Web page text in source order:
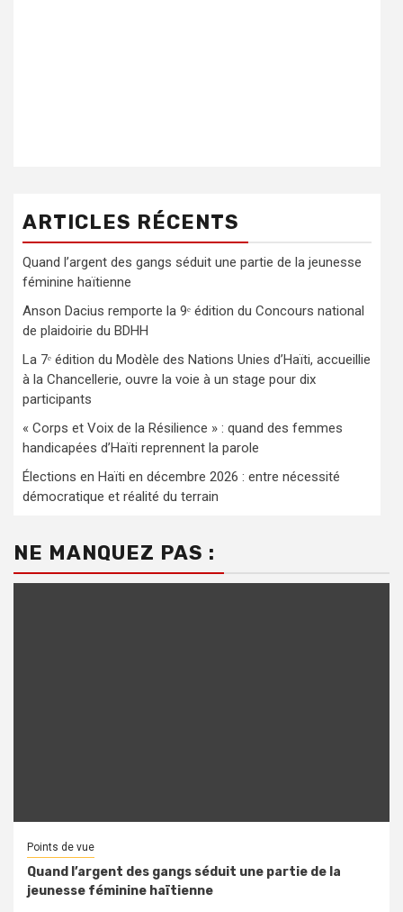
ARTICLES RÉCENTS
Quand l’argent des gangs séduit une partie de la jeunesse
féminine haïtienne
Anson Dacius remporte la 9ᵉ édition du Concours national
de plaidoirie du BDHH
La 7ᵉ édition du Modèle des Nations Unies d’Haïti, accueillie
à la Chancellerie, ouvre la voie à un stage pour dix
participants
« Corps et Voix de la Résilience » : quand des femmes
handicapées d’Haïti reprennent la parole
Élections en Haïti en décembre 2026 : entre nécessité
démocratique et réalité du terrain
NE MANQUEZ PAS :
Points de vue
Quand l’argent des gangs séduit une partie de la
jeunesse féminine haïtienne